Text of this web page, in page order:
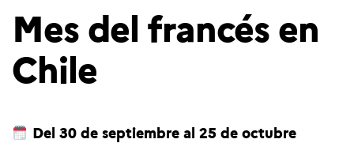
Mes del francés en
Chile
Del 30 de septiembre al 25 de octubre